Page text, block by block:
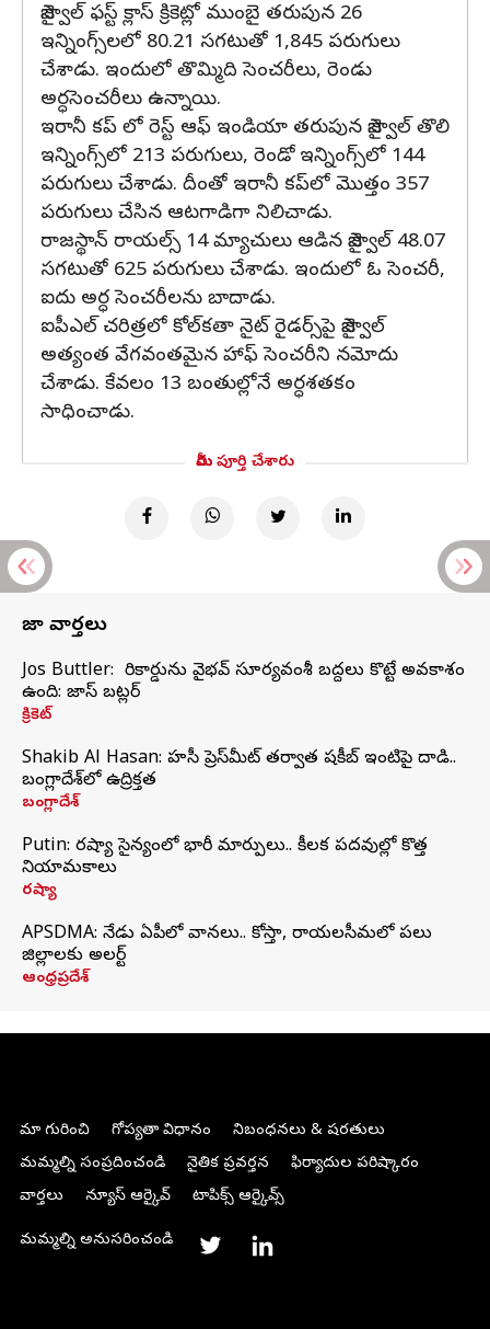
జైస్వాల్ ఫస్ట్ క్లాస్ క్రికెట్లో ముంబై తరుపున 26
ఇన్నింగ్స్‌లలో 80.21 సగటుతో 1,845 పరుగులు
చేశాడు. ఇందులో తొమ్మిది సెంచరీలు, రెండు
అర్ధసెంచరీలు ఉన్నాయి.
ఇరానీ కప్ లో రెస్ట్ ఆఫ్ ఇండియా తరుపున జైస్వాల్ తొలి
ఇన్నింగ్స్‌లో 213 పరుగులు, రెండో ఇన్నింగ్స్‌లో 144
పరుగులు చేశాడు. దీంతో ఇరానీ కప్‌లో మొత్తం 357
పరుగులు చేసిన ఆటగాడిగా నిలిచాడు.
రాజస్థాన్ రాయల్స్ 14 మ్యాచులు ఆడిన జైస్వాల్ 48.07
సగటుతో 625 పరుగులు చేశాడు. ఇందులో ఓ సెంచరీ,
ఐదు అర్ధ సెంచరీలను బాదాడు.
ఐపీఎల్ చరిత్రలో కోల్‌కతా నైట్ రైడర్స్‌పై జైస్వాల్
అత్యంత వేగవంతమైన హాఫ్ సెంచరీని నమోదు
చేశాడు. కేవలం 13 బంతుల్లోనే అర్ధశతకం
సాధించాడు.
మీరు పూర్తి చేశారు
తాజా వార్తలు
Jos Buttler: నా రికార్డును వైభవ్ సూర్యవంశీ బద్దలు కొట్టే అవకాశం
ఉంది: జాస్ బట్లర్
క్రికెట్
Shakib Al Hasan: హసీనా ప్రెస్‌మీట్‌ తర్వాత షకీబ్‌ ఇంటిపై దాడి..
బంగ్లాదేశ్‌లో ఉద్రిక్తత
బంగ్లాదేశ్
Putin: రష్యా సైన్యంలో భారీ మార్పులు.. కీలక పదవుల్లో కొత్త
నియామకాలు
రష్యా
APSDMA: నేడు ఏపీలో వానలు.. కోస్తా, రాయలసీమలో పలు
జిల్లాలకు అలర్ట్
ఆంధ్రప్రదేశ్
మా గురించి గోప్యతా విధానం
నిబంధనలు & షరతులు
మమ్మల్ని సంప్రదించండి
నైతిక ప్రవర్తన
ఫిర్యాదుల పరిష్కారం
వార్తలు
న్యూస్ ఆర్కైవ్ టాపిక్స్ ఆర్కైవ్స్
మమ్మల్ని అనుసరించండి